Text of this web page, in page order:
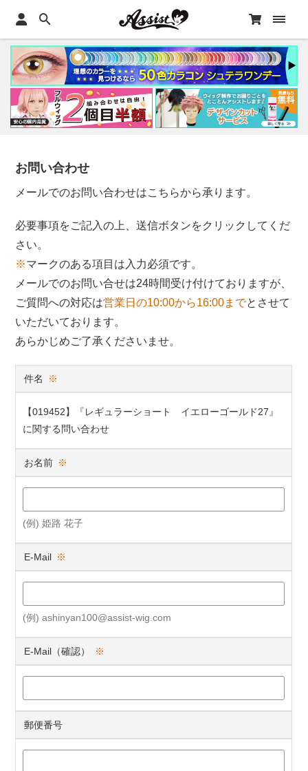
お問い合わせ
メールでのお問い合わせはこちらから承ります。
必要事項をご記入の上、送信ボタンをクリックしてくだ
さい。
※マークのある項目は入力必須です。
メールでのお問い合せは24時間受け付けておりますが、
ご質問への対応は営業日の10:00から16:00までとさせて
いただいております。
あらかじめご了承くださいませ。
件名 ※
【019452】『レギュラーショート イエローゴールド27』
に関する問い合わせ
お名前 ※
(例) 姫路 花子
E-Mail ※
(例) ashinyan100@assist-wig.com
E-Mail（確認） ※
郵便番号